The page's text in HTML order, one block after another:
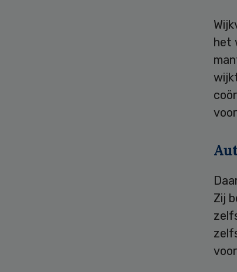
het
Zij